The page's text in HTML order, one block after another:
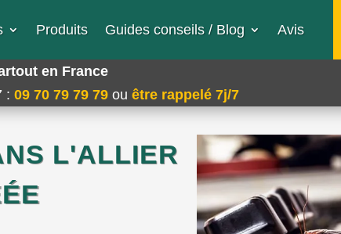
Produits Guides conseils / Blog Avis
en France
: 09 70 79 79 79 ou être rappelé 7j/7
L'ALLIER